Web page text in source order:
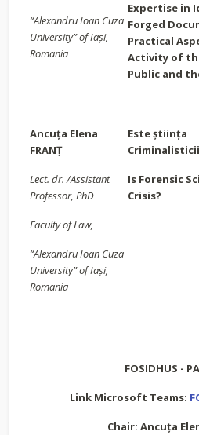
“Alexandru Ioan Cuza
University” of Iași,
Romania
Expertise in
Forged
Practical
Activity of
Public and
Ancuța Elena
FRANȚ
Lect. dr. /Assistant
Professor, PhD
Faculty of Law,
“Alexandru Ioan Cuza
University” of Iași,
Romania
Esteștiința
Is Forensic
Crisis?
FOSIDHUS -
Link Microsoft Teams:
Chair: Ancuța